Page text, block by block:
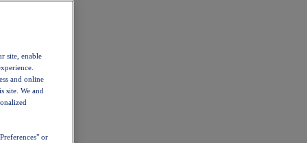
site, enable
and online
site. We and
or